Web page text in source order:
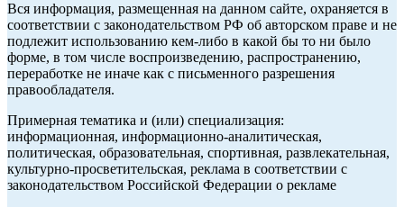
Вся информация, размещенная на данном сайте, охраняется в
соответствии с законодательством РФ об авторском праве и не
подлежит использованию кем-либо в какой бы то ни было
форме, в том числе воспроизведению, распространению,
переработке не иначе как с письменного разрешения
правообладателя.
Примерная тематика и (или) специализация:
информационная, информационно-аналитическая,
политическая, образовательная, спортивная, развлекательная,
культурно-просветительская, реклама в соответствии с
законодательством Российской Федерации о рекламе